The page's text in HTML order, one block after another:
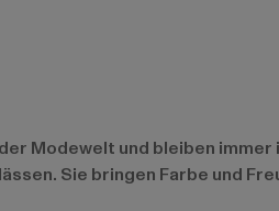
Modewelt und bleiben immer
Sie bringen Farbe und